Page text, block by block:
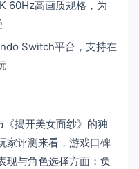
60Hz高画质规格，为
Switch平台，支持在
揭开美女面纱》的独
家评测来看，游戏口碑
现与角色选择方面；负